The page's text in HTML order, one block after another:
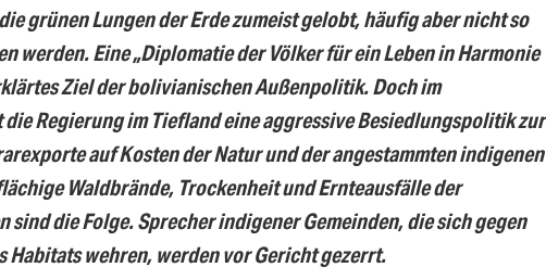
grünen Lungen der Erde zumeist gelobt, häufig aber nicht so
werden. Eine „Diplomatie der Völker für ein Leben in Harmonie
Ziel der bolivianischen Außenpolitik. Doch im
Regierung im Tiefland eine aggressive Besiedlungspolitik zur
auf Kosten der Natur und der angestammten indigenen
Waldbrände, Trockenheit und Ernteausfälle der
die Folge. Sprecher indigener Gemeinden, die sich gegen
Habitats wehren, werden vor Gericht gezerrt.